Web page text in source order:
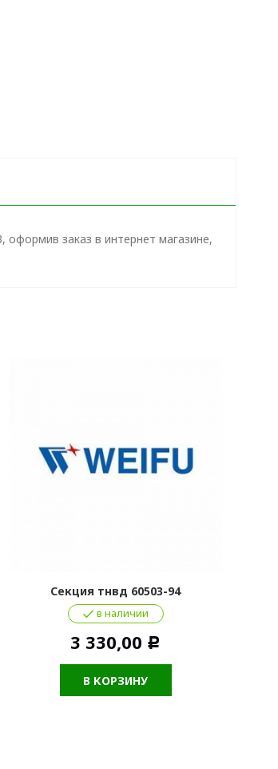
заказ в интернет магазине,
Секция тнвд 60503-94
в наличии
3 330,00 Р
В КОРЗИНУ